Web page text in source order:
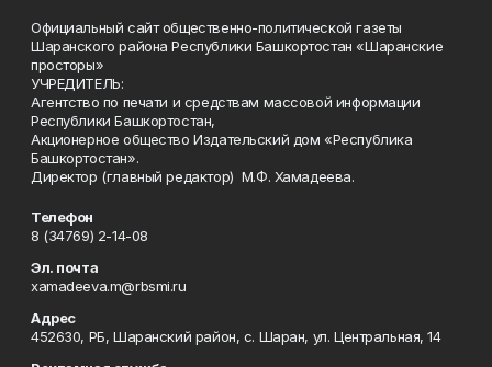
Официальный сайт общественно-политической газеты
Шаранского района Республики Башкортостан «Шаранские
просторы»
УЧРЕДИТЕЛЬ:
Агентство по печати и средствам массовой информации
Республики Башкортостан,
Акционерное общество Издательский дом «Республика
Башкортостан».
Директор (главный редактор) М.Ф. Хамадеева.
Телефон
8 (34769) 2-14-08
Эл. почта
xamadeeva.m@rbsmi.ru
Адрес
452630, РБ, Шаранский район, с. Шаран, ул. Центральная, 14